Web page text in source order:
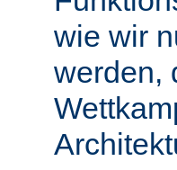
wie wir
werden,